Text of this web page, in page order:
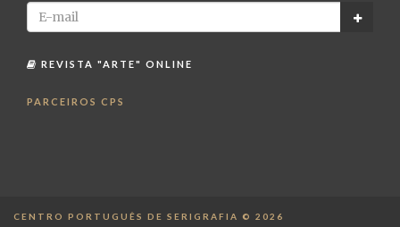
REVISTA "ARTE" ONLINE
PARCEIROS CPS
CENTRO PORTUGUÊS DE SERIGRAFIA © 2026